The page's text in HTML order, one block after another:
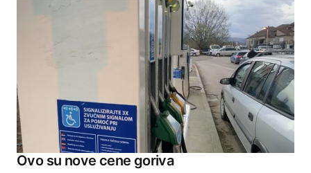
Ovo su nove cene goriva